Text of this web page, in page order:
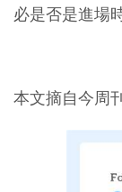
必是否是進場
本文摘自今周